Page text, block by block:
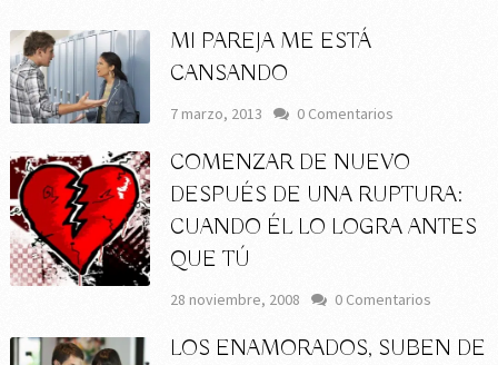
MI PAREJA ME ESTÁ
CANSANDO
7 marzo, 2013 0 Comentarios
COMENZAR DE NUEVO
DESPUÉS DE UNA RUPTURA:
CUANDO ÉL LO LOGRA ANTES
QUE TÚ
28 noviembre, 2008 0 Comentarios
LOS ENAMORADOS, SUBEN DE